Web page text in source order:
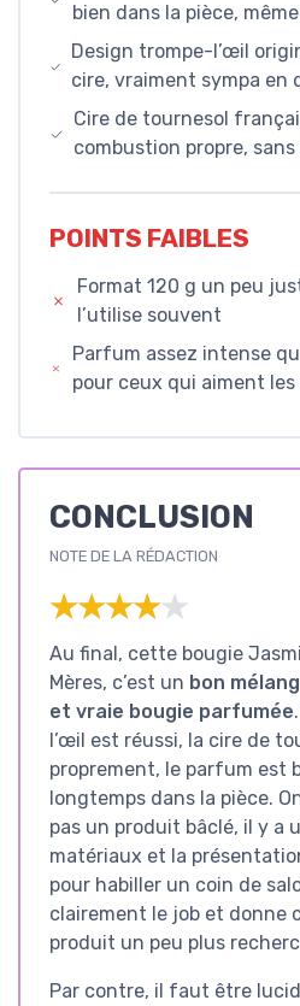
bien dans la pièce,
Design trompe-l’œil
cire, vraiment sympa en
Cire de tournesol
combustion propre,
POINTS FAIBLES
Format 120 g un peu
l’utilise souvent
Parfum assez intense
pour ceux qui aiment
CONCLUSION
NOTE DE LA RÉDACTION
★★★★★
★★★★★
Au final, cette bougie
Mères, c’est un bon
et vraie bougie parfumée
l’œil est réussi, la cire de
proprement, le parfum est
longtemps dans la pièce.
pas un produit bâclé, il y a
matériaux et la
pour habiller un coin de
clairement le job et donne
produit un peu plus
Par contre, il faut être